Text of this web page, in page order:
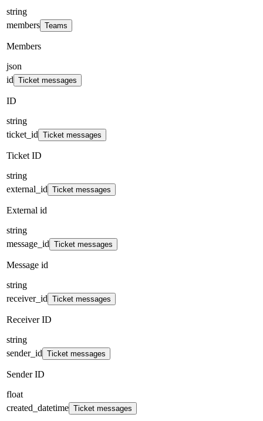
string
members Teams
Members
json
id Ticket messages
ID
string
ticket_id Ticket messages
Ticket ID
string
external_id Ticket messages
External id
string
message_id Ticket messages
Message id
string
receiver_id Ticket messages
Receiver ID
string
sender_id Ticket messages
Sender ID
float
created_datetime Ticket messages